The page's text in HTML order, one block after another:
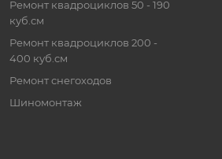
Ремонт квадроциклов 50 - 190
куб.см
Ремонт квадроциклов 200 -
400 куб.см
Ремонт снегоходов
Шиномонтаж